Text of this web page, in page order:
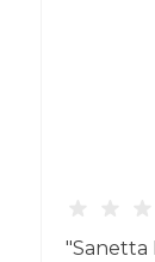
"Sanetta